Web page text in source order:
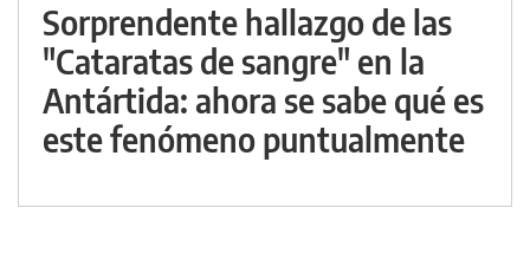
Sorprendente hallazgo de las
"Cataratas de sangre" en la
Antártida: ahora se sabe qué es
este fenómeno puntualmente